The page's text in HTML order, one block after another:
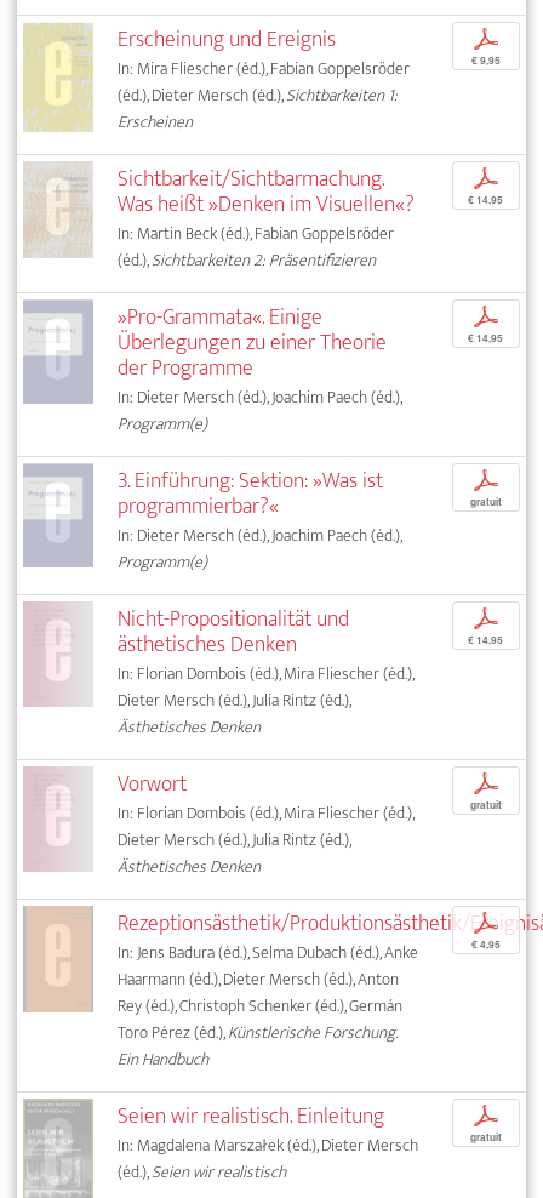
Erscheinung und Ereignis
In: Mira Fliescher (éd.), Fabian Goppelsröder
(éd.), Dieter Mersch (éd.),Sichtbarkeiten 1:
Erscheinen
p
€ 9,95
Sichtbarkeit/Sichtbarmachung.
Was heißt »Denken im Visuellen«?
In: Martin Beck (éd.), Fabian Goppelsröder
(éd.),Sichtbarkeiten 2: Präsentifizieren
p
€ 14,95
»Pro-Grammata«. Einige
Überlegungen zu einer Theorie
der Programme
In: Dieter Mersch (éd.), Joachim Paech (éd.),
Programm(e)
p
€ 14,95
3. Einführung: Sektion: »Was ist
programmierbar?«
In: Dieter Mersch (éd.), Joachim Paech (éd.),
Programm(e)
p
gratuit
Nicht-Propositionalität und
ästhetisches Denken
In: Florian Dombois (éd.), Mira Fliescher (éd.),
Dieter Mersch (éd.), Julia Rintz (éd.),
Ästhetisches Denken
p
€ 14,95
Vorwort
In: Florian Dombois (éd.), Mira Fliescher (éd.),
Dieter Mersch (éd.), Julia Rintz (éd.),
Ästhetisches Denken
p
gratuit
Rezeptionsästhetik/Produktionsästhetik/
In: Jens Badura (éd.), Selma Dubach (éd.), Anke
Haarmann (éd.), Dieter Mersch (éd.), Anton
Rey (éd.), Christoph Schenker (éd.), Germán
Toro Pérez (éd.),Künstlerische Forschung.
Ein Handbuch
p
€ 4,95
Seien wir realistisch. Einleitung
In: Magdalena Marszałek (éd.), Dieter Mersch
(éd.),Seien wir realistisch
p
gratuit